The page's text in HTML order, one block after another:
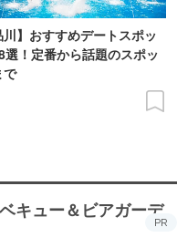
川】おすすめデートスポッ
選！定番から話題のスポッ
で
キュー＆ビアガーデ
PR